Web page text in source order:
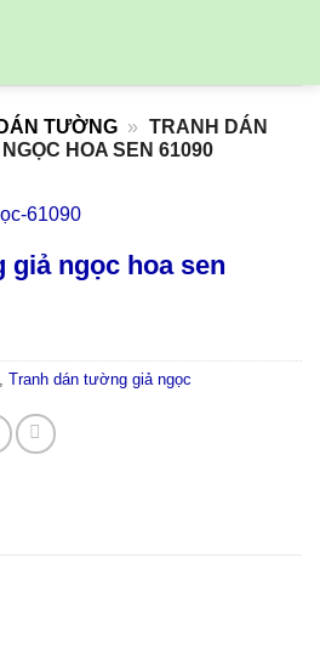
TƯỜNG » TRANH DÁN
HOA SEN 61090
ngọc hoa sen
, Tranh dán tường giả ngọc